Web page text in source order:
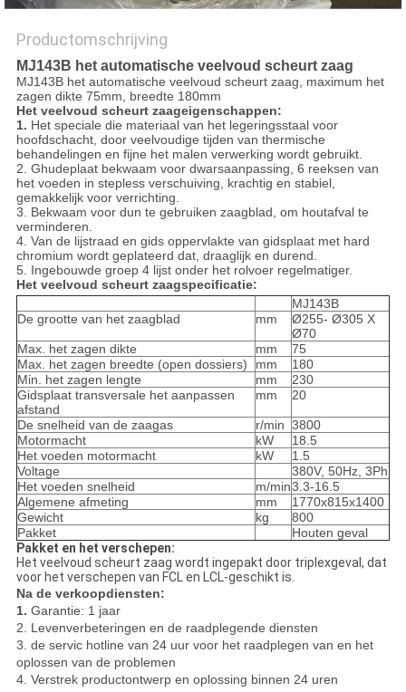
Productomschrijving
MJ143B het automatische veelvoud scheurt zaag
MJ143B het automatische veelvoud scheurt zaag, maximum het
zagen dikte 75mm, breedte 180mm
Het veelvoud scheurt zaageigenschappen:
1. Het speciale die materiaal van het legeringsstaal voor
hoofdschacht, door veelvoudige tijden van thermische
behandelingen en fijne het malen verwerking wordt gebruikt.
2. Ghudeplaat bekwaam voor dwarsaanpassing, 6 reeksen van
het voeden in stepless verschuiving, krachtig en stabiel,
gemakkelijk voor verrichting.
3. Bekwaam voor dun te gebruiken zaagblad, om houtafval te
verminderen.
4. Van de lijstraad en gids oppervlakte van gidsplaat met hard
chromium wordt geplateerd dat, draaglijk en durend.
5. Ingebouwde groep 4 lijst onder het rolvoer regelmatiger.
Het veelvoud scheurt zaagspecificatie:
MJ143B
De grootte van het zaagblad
mm
Ø255- Ø305 X
Ø70
Max. het zagen dikte
mm
75
Max. het zagen breedte (open dossiers)
mm
180
Min. het zagen lengte
mm
230
Gidsplaat transversale het aanpassen
afstand
mm 20
De snelheid van de zaagas r/min 3800
Motormacht
kW
18.5
Het voeden motormacht
kW
1.5
Voltage
380V, 50Hz, 3Ph
Het voeden snelheid
m/min3.3-16.5
Algemene afmeting
mm
1770x815x1400
Gewicht
kg
800
Pakket
Houten geval
Pakket en het verschepen:
Het veelvoud scheurt zaag wordt ingepakt door triplexgeval, dat
voor het verschepen van FCL en LCL-geschikt is.
Na de verkoopdiensten:
1. Garantie: 1 jaar
2. Levenverbeteringen en de raadplegende diensten
3. de servic hotline van 24 uur voor het raadplegen van en het
oplossen van de problemen
4. Verstrek productontwerp en oplossing binnen 24 uren